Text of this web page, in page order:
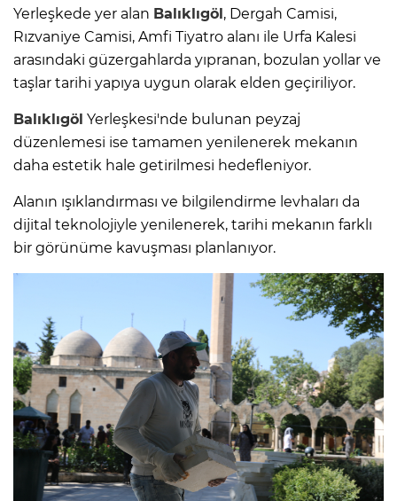
Yerleşkede yer alan Balıklıgöl, Dergah Camisi,
Rızvaniye Camisi, Amfi Tiyatro alanı ile Urfa Kalesi
arasındaki güzergahlarda yıpranan, bozulan yollar ve
taşlar tarihi yapıya uygun olarak elden geçiriliyor.
Balıklıgöl Yerleşkesi'nde bulunan peyzaj
düzenlemesi ise tamamen yenilenerek mekanın
daha estetik hale getirilmesi hedefleniyor.
Alanın ışıklandırması ve bilgilendirme levhaları da
dijital teknolojiyle yenilenerek, tarihi mekanın farklı
bir görünüme kavuşması planlanıyor.